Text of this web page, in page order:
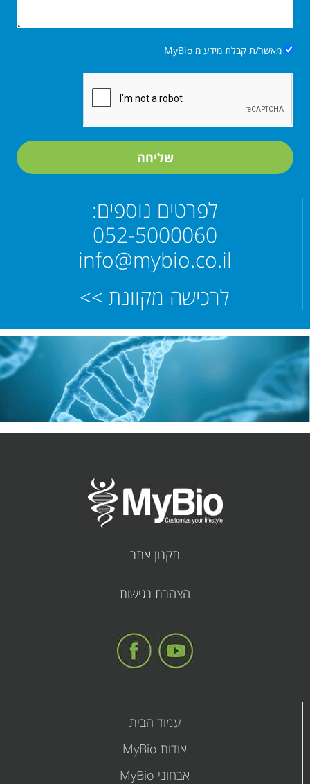
מאשר/ת קבלת מידע מ MyBio
שליחה
לפרטים נוספים:
052-5000060
info@mybio.co.il
לרכישה מקוונת >>
תקנון אתר
הצהרת נגישות
עמוד הבית
אודות MyBio
אבחוני MyBio